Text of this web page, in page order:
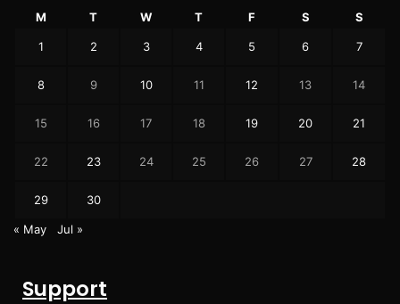
M T W T F S S
1 2 3 4 5 6 7
8 9 10 11 12 13 14
15 16 17 18 19 20 21
22 23 24 25 26 27 28
29 30
« May Jul »
Support